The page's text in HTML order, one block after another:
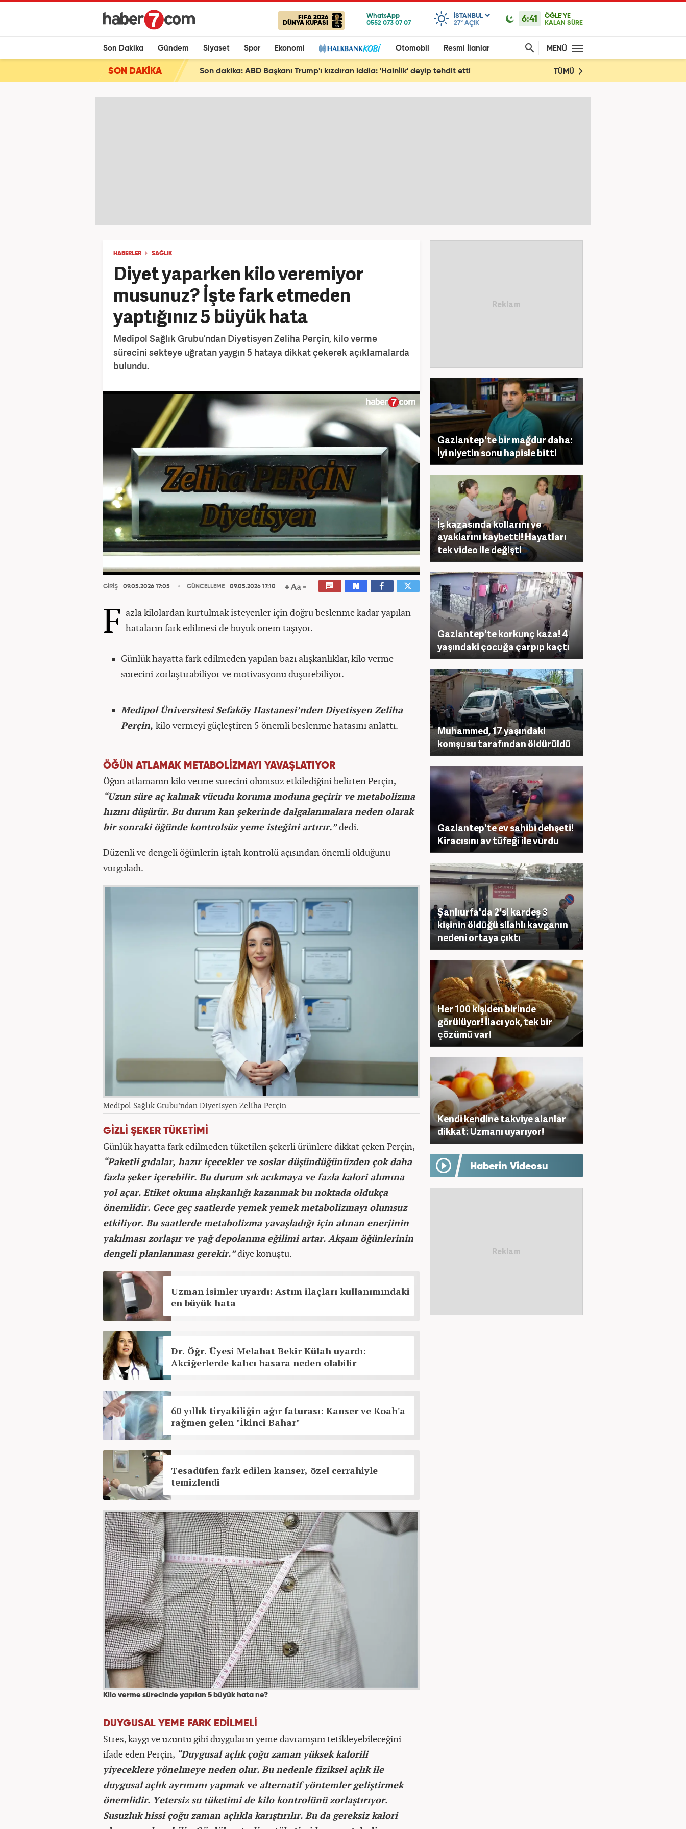
FIFA 2026
DÜNYA KUPASI
ISTANBUL
27° AÇIK 6:41
ÖĞLE'YE
KALAN SÜRE
Son Dakika Gündem Siyaset Spor Ekonomi Otomobil Resmi İlanlar MENÜ
SON DAKİKA Son dakika: ABD Başkanı Trump'ı kızdıran iddia: 'Hainlik' deyip tehdit etti TÜMÜ
HABERLER SAĞLIK
Diyet yaparken kilo veremiyor
musunuz? İşte fark etmeden
yaptığınız 5 büyük hata
Medipol Sağlık Grubu’ndan Diyetisyen Zeliha Perçin, kilo verme
sürecini sekteye uğratan yaygın 5 hataya dikkat çekerek açıklamalarda
bulundu.
GİRİŞ 09.05.2026 17:05 GÜNCELLEME 09.05.2026 17:10
F azla kilolardan kurtulmak isteyenler için doğru beslenme kadar yapılan
hataların fark edilmesi de büyük önem taşıyor.
Günlük hayatta fark edilmeden yapılan bazı alışkanlıklar, kilo verme
sürecini zorlaştırabiliyor ve motivasyonu düşürebiliyor.
Medipol Üniversitesi Sefaköy Hastanesi’nden Diyetisyen Zeliha
Perçin, kilo vermeyi güçleştiren 5 önemli beslenme hatasını anlattı.
ÖĞÜN ATLAMAK METABOLİZMAYI YAVAŞLATIYOR
Öğün atlamanın kilo verme sürecini olumsuz etkilediğini belirten Perçin,
“Uzun süre aç kalmak vücudu koruma moduna geçirir ve metabolizma
hızını düşürür. Bu durum kan şekerinde dalgalanmalara neden olarak
bir sonraki öğünde kontrolsüz yeme isteğini artırır.”dedi.
Düzenli ve dengeli öğünlerin iştah kontrolü açısından önemli olduğunu
vurguladı.
Medipol Sağlık Grubu’ndan Diyetisyen Zeliha Perçin
GİZLİ ŞEKER TÜKETİMİ
Günlük hayatta fark edilmeden tüketilen şekerli ürünlere dikkat çeken Perçin,
“Paketli gıdalar, hazır içecekler ve soslar düşündüğünüzden çok daha
fazla şeker içerebilir. Bu durum sık acıkmaya ve fazla kalori alımına
yol açar. Etiket okuma alışkanlığı kazanmak bu noktada oldukça
önemlidir. Gece geç saatlerde yemek yemek metabolizmayı olumsuz
etkiliyor. Bu saatlerde metabolizma yavaşladığı için alınan enerjinin
yakılması zorlaşır ve yağ depolanma eğilimi artar. Akşam öğünlerinin
dengeli planlanması gerekir.”diye konuştu.
Uzman isimler uyardı: Astım ilaçları kullanımındaki
en büyük hata
Dr. Öğr. Üyesi Melahat Bekir Külah uyardı:
Akciğerlerde kalıcı hasara neden olabilir
60 yıllık tiryakiliğin ağır faturası: Kanser ve Koah'a
rağmen gelen "İkinci Bahar"
Tesadüfen fark edilen kanser, özel cerrahiyle
temizlendi
Kilo verme sürecinde yapılan 5 büyük hata ne?
DUYGUSAL YEME FARK EDİLMELİ
Stres, kaygı ve üzüntü gibi duyguların yeme davranışını tetikleyebileceğini
ifade eden Perçin, “Duygusal açlık çoğu zaman yüksek kalorili
yiyeceklere yönelmeye neden olur. Bu nedenle fiziksel açlık ile
duygusal açlık ayrımını yapmak ve alternatif yöntemler geliştirmek
önemlidir. Yetersiz su tüketimi de kilo kontrolünü zorlaştırıyor.
Susuzluk hissi çoğu zaman açlıkla karıştırılır. Bu da gereksiz kalori
Gaziantep'te bir mağdur daha:
İyi niyetin sonu hapisle bitti
İş kazasında kollarını ve
ayaklarını kaybetti! Hayatları
tek video ile değişti
Gaziantep'te korkunç kaza! 4
yaşındaki çocuğa çarpıp kaçtı
Muhammed, 17 yaşındaki
komşusu tarafından öldürüldü
Gaziantep'te ev sahibi dehşeti!
Kiracısını av tüfeği ile vurdu
Şanlıurfa'da 2'si kardeş 3
kişinin öldüğü silahlı kavganın
nedeni ortaya çıktı
Her 100 kişiden birinde
görülüyor! İlacı yok, tek bir
çözümü var!
Kendi kendine takviye alanlar
dikkat: Uzmanı uyarıyor!
Haberin Videosu